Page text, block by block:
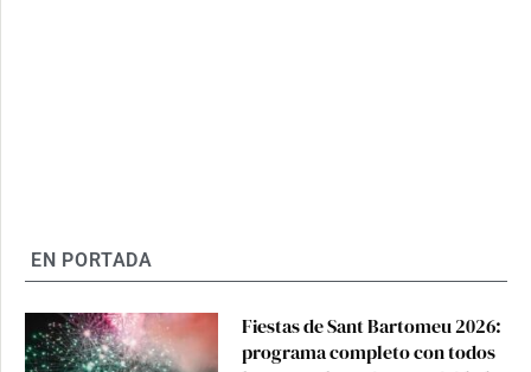
EN PORTADA
Fiestas de Sant Bartomeu 2026:
programa completo con todos